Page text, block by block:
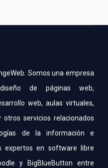
Somos una empresa
de páginas web,
web, aulas virtuales,
servicios relacionados
de la información e
expertos en software libre
y BigBlueButton entre